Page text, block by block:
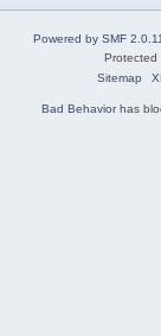
Powered by SMF
Sitemap
Bad Behaviorhas